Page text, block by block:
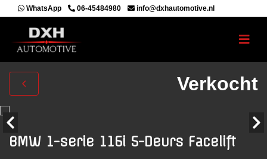
WhatsApp 06-45484980 info@dxhautomotive.nl
Verkocht
BMW 1-serie 116i 5-Deurs Facelift